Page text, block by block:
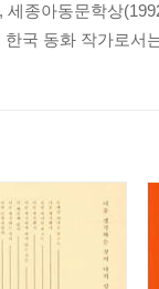
세종아동문학상
한국 동화 작가로서